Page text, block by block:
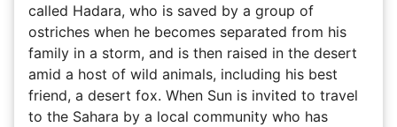
called Hadara, who is saved by a group of
ostriches when he becomes separated from his
family in a storm, and is then raised in the desert
amid a host of wild animals, including his best
friend, a desert fox. When Sun is invited to travel
to the Sahara by a local community who has